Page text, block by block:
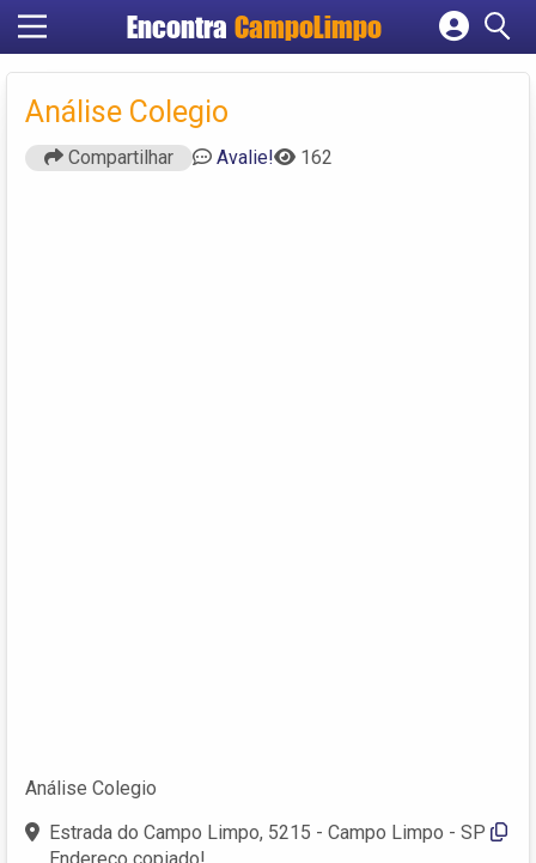
Encontra CampoLimpo
Cadastrar empresa
Análise Colegio
Compartilhar Avalie! 162
Análise Colegio
Estrada do Campo Limpo, 5215 - Campo Limpo - SP
Endereço copiado!